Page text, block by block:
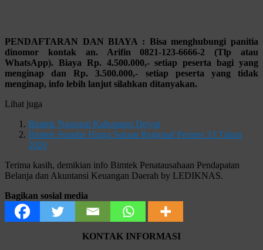
PENDAFTARAN DAN BIAYA : Bisa menghubungi panitia
dinomor kontak an. Arifin 0821-123-6666-2 (Tlp atau
WhatsApp). Biaya Rp. 4.500.000,- setiap peserta bagi yang
menginap dan Rp. 3.500.000,- setiap peserta yang tidak
menginap, info lebih lanjut silahkan ditanyakan.
Lihat juga
Bimtek Nasional Kabupaten Deiyai
Bimtek Standar Harga Satuan Regional Perpres 33 Tahun
2020
Terima kasih, demikian info Bimtek Penatausahaan Pendapatan
Belanja dan Akuntansi Keuangan Daerah by LEDIKNAS.
Bagikan sosial media
KONTAK INFORMASI